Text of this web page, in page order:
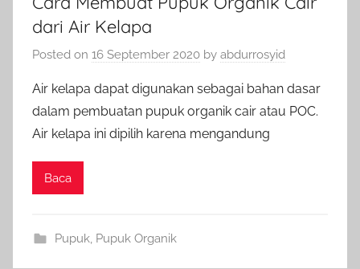
dari Air Kelapa
Posted on 16 September 2020 by abdurrosyid
Air kelapa dapat digunakan sebagai bahan dasar
dalam pembuatan pupuk organik cair atau POC.
Air kelapa ini dipilih karena mengandung
Baca
Pupuk, Pupuk Organik